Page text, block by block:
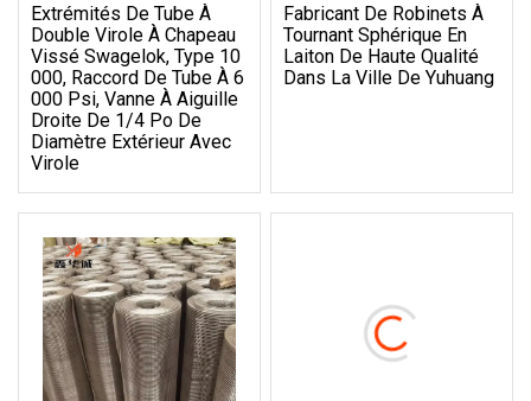
Extrémités De Tube À
Double Virole À Chapeau
Vissé Swagelok, Type 10
000, Raccord De Tube À 6
000 Psi, Vanne À Aiguille
Droite De 1/4 Po De
Diamètre Extérieur Avec
Virole
Fabricant De Robinets À
Tournant Sphérique En
Laiton De Haute Qualité
Dans La Ville De Yuhuang